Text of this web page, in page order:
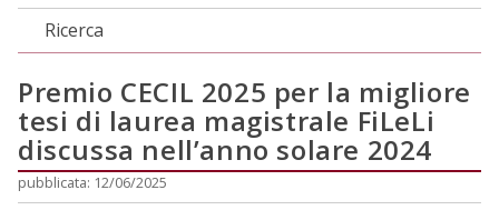
Ricerca
Premio CECIL 2025 per la migliore
tesi di laurea magistrale FiLeLi
discussa nell’anno solare 2024
pubblicata: 12/06/2025